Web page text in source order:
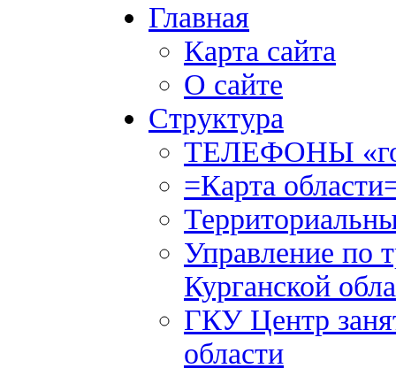
Главная
Карта сайта
О сайте
Структура
ТЕЛЕФОНЫ
=Карта
Управление по
Курганской
ГКУ Центр
области